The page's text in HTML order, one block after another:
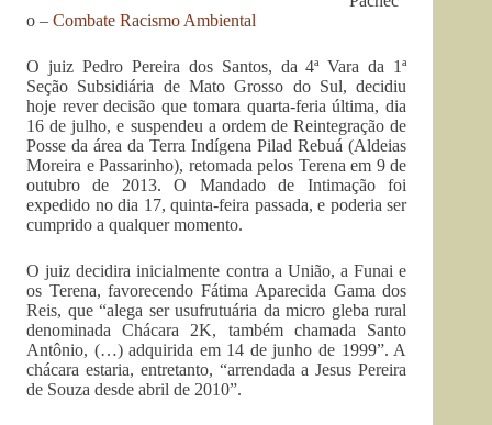
o – Combate Racismo Ambiental
O juiz Pedro Pereira dos Santos, da 4ª Vara da 1ª
Seção Subsidiária de Mato Grosso do Sul, decidiu
hoje rever decisão que tomara quarta-feria última, dia
16 de julho, e suspendeu a ordem de Reintegração de
Posse da área da Terra IndígenaPilad Rebuá (Aldeias
Moreira e Passarinho), retomada pelos Terena em 9 de
outubro de 2013. O Mandado de Intimação foi
expedido no dia 17, quinta-feira passada, e poderia ser
cumprido a qualquer momento.
O juiz decidira inicialmente contra a União, a Funai e
os Terena, favorecendo Fátima Aparecida Gama dos
Reis, que “alega ser usufrutuária da micro gleba rural
denominada Chácara 2K, também chamada Santo
Antônio, (…) adquirida em 14 de junho de 1999”. A
chácara estaria, entretanto, “arrendada a Jesus Pereira
de Souza desde abril de 2010”.